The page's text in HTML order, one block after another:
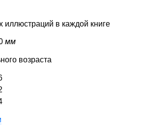
иллюстраций в каждой книге
мм
возраста